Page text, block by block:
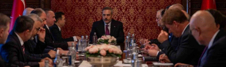
Gayrimenkul
Spor
Eğitim